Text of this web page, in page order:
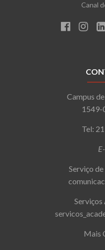
Canal
Campus
1549-
Tel:
Serviço
Serviços
Mais